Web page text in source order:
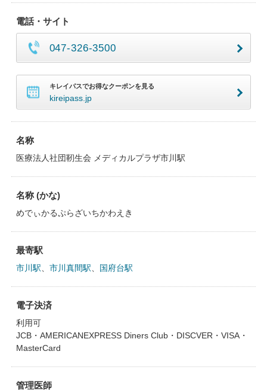
電話・サイト
047-326-3500
キレイパスでお得なクーポンを見る
kireipass.jp
名称
医療法人社団靭生会 メディカルプラザ市川駅
名称 (かな)
めでぃかるぷらざいちかわえき
最寄駅
市川駅 市川真間駅 国府台駅
電子決済
利用可
JCB・AMERICANEXPRESS Diners Club・DISCVER・VISA・
MasterCard
管理医師